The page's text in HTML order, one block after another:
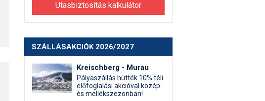
Utasbiztosítás kalkulátor
SZÁLLÁSAKCIÓK 2026/2027
Kreischberg - Murau
Pályaszállás hütték 10% téli
előfoglalási akcióval közép-
és mellékszezonban!